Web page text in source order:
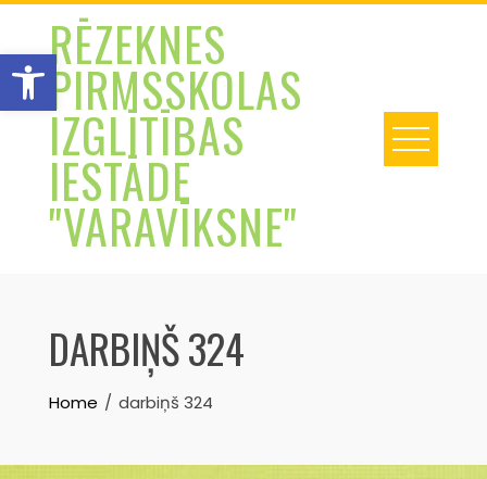
Open toolbar
Skip
contentRĒZEKNES
PIRMSSKOLAS
IZGLĪTĪBAS
IESTĀDE
"VARAVĪKSNE"
DARBIŅŠ 324
Home darbiņš 324